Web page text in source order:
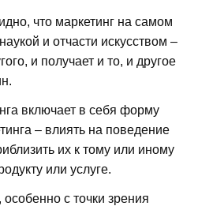
что маркетинг на самом
и отчасти искусством –
и получает и то, и другое
включает в себя форму
– влиять на поведение
их к тому или иному
или услуге.
с точки зрения